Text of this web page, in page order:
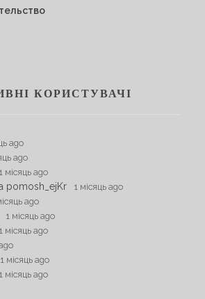
КОРИСТУВАЧІ
ago
ago
1 місяць ago
pomosh_ejKr 1 місяць ago
ago
1 місяць ago
1 місяць ago
1 місяць ago
1 місяць ago